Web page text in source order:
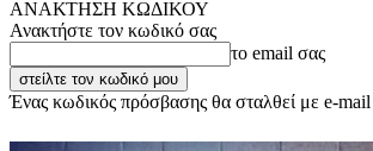
ΑΝΑΚΤΗΣΗ ΚΩΔΙΚΟΥ
Ανακτήστε τον κωδικό σας
το email σας
Ένας κωδικός πρόσβασης θα σταλθεί με e-